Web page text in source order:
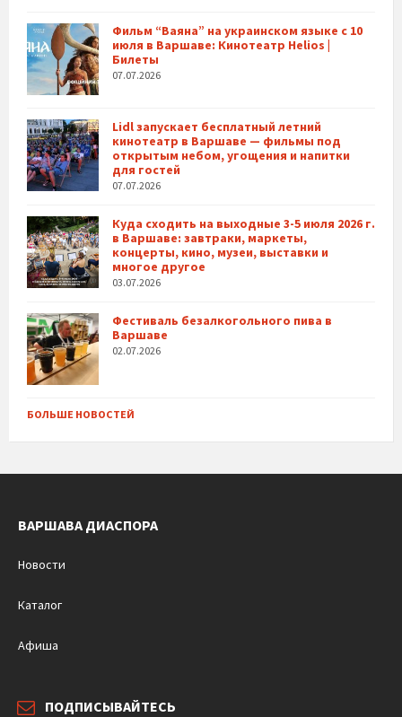
Фильм “Ваяна” на украинском языке с 10
июля в Варшаве: Кинотеатр Helios |
Билеты
07.07.2026
Lidl запускает бесплатный летний
кинотеатр в Варшаве — фильмы под
открытым небом, угощения и напитки
для гостей
07.07.2026
Куда сходить на выходные 3-5 июля 2026 г.
в Варшаве: завтраки, маркеты,
концерты, кино, музеи, выставки и
многое другое
03.07.2026
Фестиваль безалкогольного пива в
Варшаве
02.07.2026
БОЛЬШЕ НОВОСТЕЙ
ВАРШАВА ДИАСПОРА
Новости
Каталог
Афиша
ПОДПИСЫВАЙТЕСЬ